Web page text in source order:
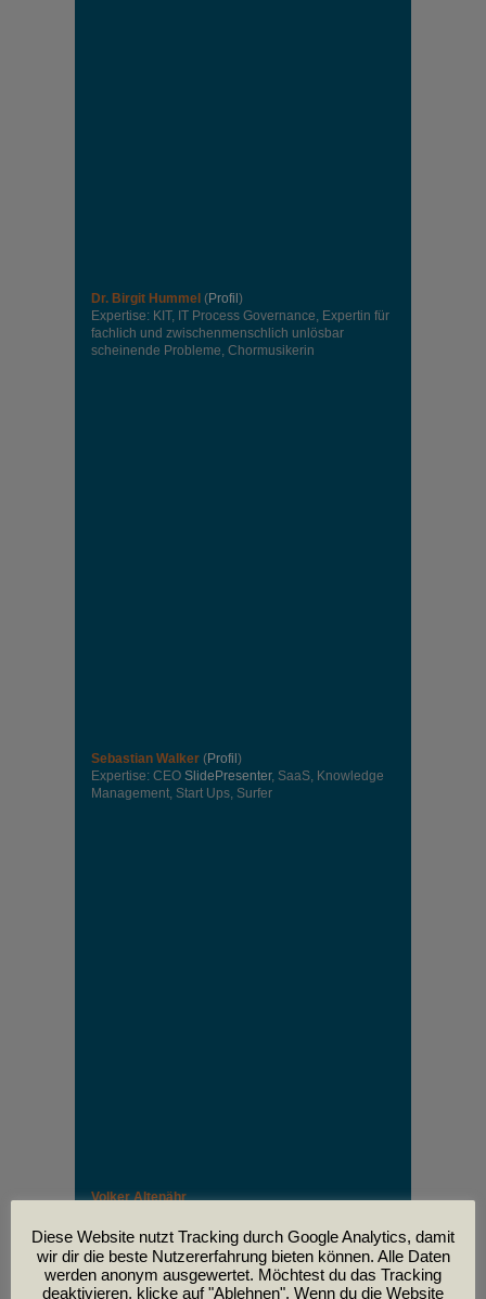
Dr. Birgit Hummel (Profil )
Expertise: KIT, IT Process Governance, Expertin für
fachlich und zwischenmenschlich unlösbar
scheinende Probleme, Chormusikerin
Sebastian Walker (Profil )
Expertise: CEO SlidePresenter, SaaS, Knowledge
Management, Start Ups, Surfer
Volker Altenähr
leider am
30. April im Alter von 81 Jahren verstorben.
Diese Website nutzt Tracking durch Google Analytics, damit
wir dir die beste Nutzererfahrung bieten können. Alle Daten
werden anonym ausgewertet. Möchtest du das Tracking
deaktivieren, klicke auf "Ablehnen". Wenn du die Website